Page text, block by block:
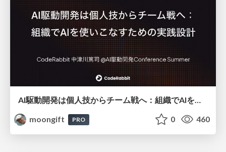
AI駆動開発は個人技からチーム戦へ：組織でAIを使いこなすための実践設計
moongift
PRO 0 460